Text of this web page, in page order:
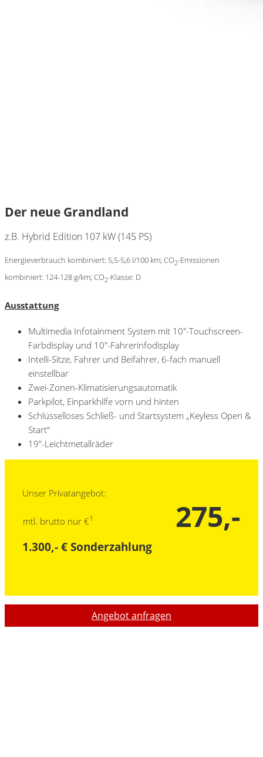
Der neue Grandland
z.B. Hybrid Edition 107 kW (145 PS)
Energieverbrauch kombiniert: 5,5-5,6 l/100 km; CO2-Emissionen
kombiniert: 124-128 g/km; CO2-Klasse: D
Ausstattung
Multimedia Infotainment System mit 10″-Touchscreen-
Farbdisplay und 10″-Fahrerinfodisplay
Intelli-Sitze, Fahrer und Beifahrer, 6-fach manuell
einstellbar
Zwei-Zonen-Klimatisierungsautomatik
Parkpilot, Einparkhilfe vorn und hinten
Schlüsselloses Schließ- und Startsystem „Keyless Open &
Start“
19″-Leichtmetallräder
Unser Privatangebot:
mtl. brutto nur €1 275,-
1.300,- € Sonderzahlung
Angebot anfragen